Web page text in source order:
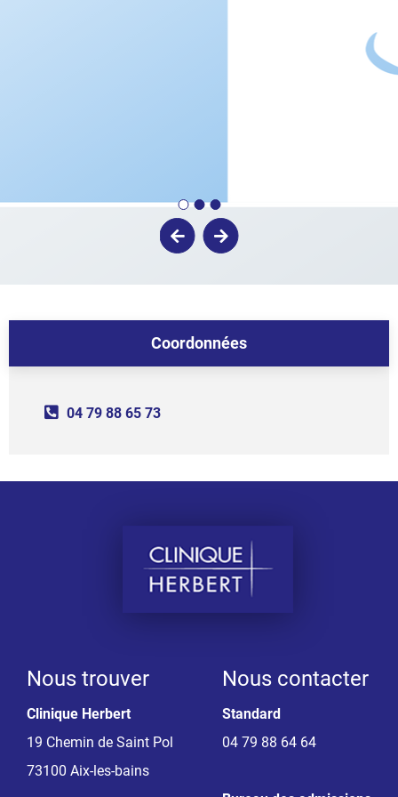
Coordonnées
04 79 88 65 73
Nous trouver
Clinique Herbert
19 Chemin de Saint Pol
73100 Aix-les-bains
Nous contacter
Standard
04 79 88 64 64